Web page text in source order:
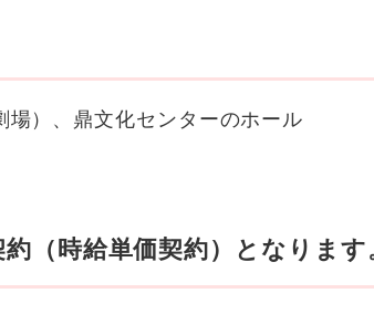
）、鼎文化センターのホール
（時給単価契約）となります